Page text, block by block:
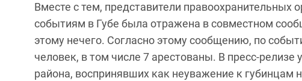
Вместе с тем, представители правоохранительных
событиям в Губе была отражена в совместном
этому нечего. Согласно этому сообщению, по
человек, в том числе 7 арестованы. В пресс-
района, воспринявших как неуважение к